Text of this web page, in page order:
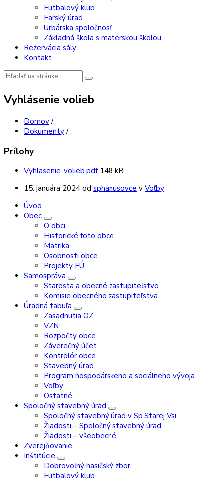
Futbalový klub
Farský úrad
Urbárska spoločnosť
Základná škola s materskou školou
Rezervácia sály
Kontakt
Vyhľadávanie:
Vyhlásenie volieb
Domov /
Dokumenty /
Prílohy
Vyhlasenie-volieb.pdf Veľkosť
148 kB
15. januára 2024 od sphanusovce v Voľby
Úvod
Obec
O obci
Historické foto obce
Matrika
Osobnosti obce
Projekty EÚ
Samospráva
Starosta a obecné zastupiteľstvo
Komisie obecného zastupiteľstva
Úradná tabuľa
Zasadnutia OZ
VZN
Rozpočty obce
Záverečný účet
Kontrolór obce
Stavebný úrad
Program hospodárskeho a sociálneho vývoja
Voľby
Ostatné
Spoločný stavebný úrad
Spoločný stavebný úrad v Sp.Starej Vsi
Žiadosti – Spoločný stavebný úrad
Žiadosti – všeobecné
Zverejňovanie
Inštitúcie
Dobrovoľný hasičský zbor
Futbalový klub